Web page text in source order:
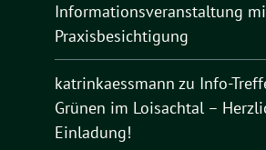
Informationsveranstaltung
Praxisbesichtigung
katrinkaessmann zu Info-
Grünen im Loisachtal –
Einladung!